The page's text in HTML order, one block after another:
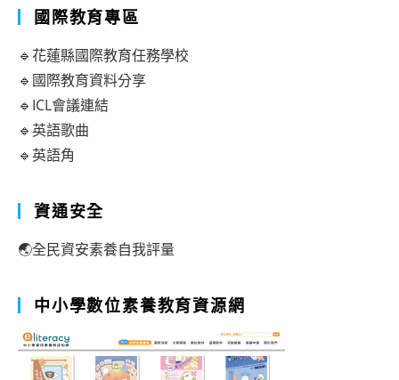
國際教育專區
🔹花蓮縣國際教育任務學校
🔹國際教育資料分享
🔹ICL會議連結
🔹英語歌曲
🔹英語角
資通安全
🌏全民資安素養自我評量
中小學數位素養教育資源網